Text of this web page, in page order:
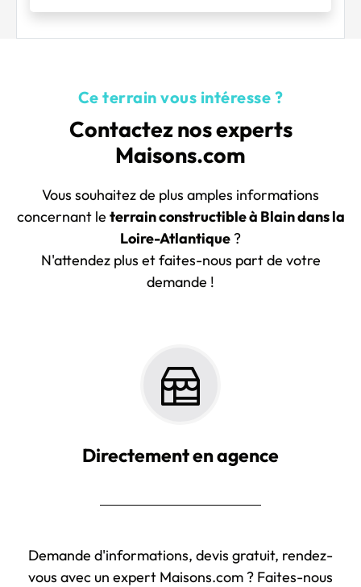
Ce terrain vous intéresse ?
Contactez nos experts
Maisons.com
Vous souhaitez de plus amples informations
concernant le terrain constructible à Blain dans la
Loire-Atlantique ?
N'attendez plus et faites-nous part de votre
demande !
Directement en agence
Demande d'informations, devis gratuit, rendez-
vous avec un expert Maisons.com ? Faites-nous